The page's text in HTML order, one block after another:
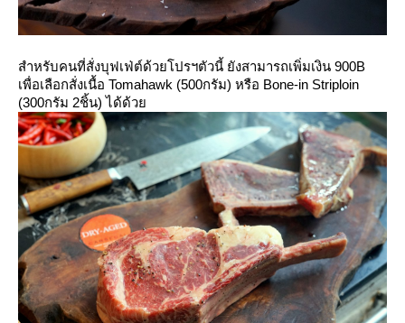
สำหรับคนที่สั่งบุฟเฟ่ต์ด้วยโปรฯตัวนี้ ยังสามารถเพิ่มเงิน 900B
เพื่อเลือกสั่งเนื้อ Tomahawk (500กรัม) หรือ Bone-in Striploin
(300กรัม 2ชิ้น) ได้ด้ว